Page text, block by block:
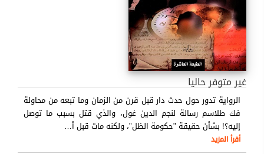
غير متوفر حاليا
الرواية تدور حول حدث دار قبل قرن من الزمان وما تبعه من محاولة
فك طلاسم رسالة لنجم الدين غول، والذي قتل بسبب ما توصل
إليه؟! بشأن حقيقة "حكومة الظل"، ولكنه مات قبل أ…
أقرأ المزيد